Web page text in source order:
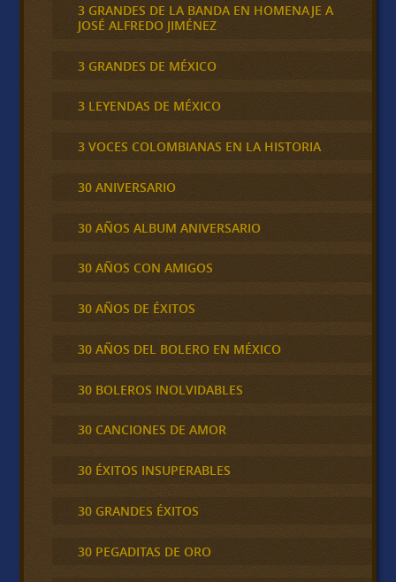
3 GRANDES DE LA BANDA EN HOMENAJE A
JOSÉ ALFREDO JIMÉNEZ
3 GRANDES DE MÉXICO
3 LEYENDAS DE MÉXICO
3 VOCES COLOMBIANAS EN LA HISTORIA
30 ANIVERSARIO
30 AÑOS ALBUM ANIVERSARIO
30 AÑOS CON AMIGOS
30 AÑOS DE ÉXITOS
30 AÑOS DEL BOLERO EN MÉXICO
30 BOLEROS INOLVIDABLES
30 CANCIONES DE AMOR
30 ÉXITOS INSUPERABLES
30 GRANDES ÉXITOS
30 PEGADITAS DE ORO